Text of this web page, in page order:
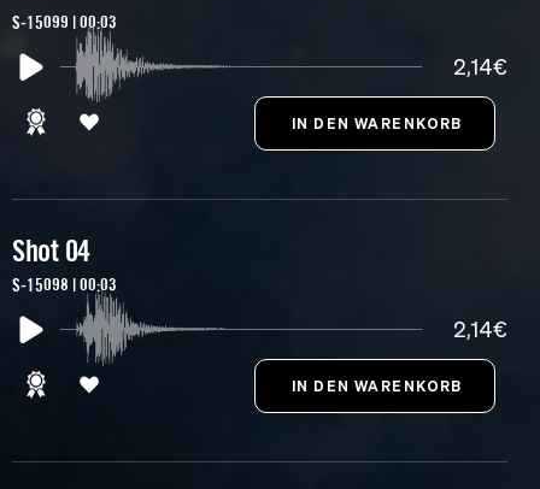
S-15099 | 00:03
2,14€
Shot 04
S-15098 | 00:03
2,14€